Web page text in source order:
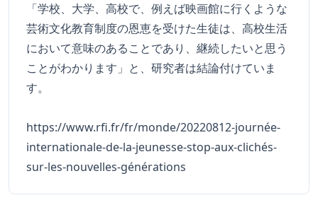
「学校、大学、高校で、例えば映画館に行くような
芸術文化教育制度の恩恵を受けた生徒は、高校生活
において意味のあることであり、継続したいと思う
ことがわかります」と、研究者は結論付けていま
す。
https://www.rfi.fr/fr/monde/20220812-journée-
internationale-de-la-jeunesse-stop-aux-clichés-
sur-les-nouvelles-générations